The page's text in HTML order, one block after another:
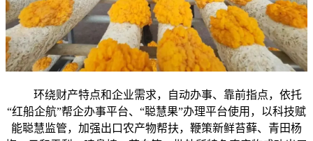
环绕财产特点和企业需求，自动办事、靠前指点，依托
“红船企航”帮企办事平台、“聪慧果”办理平台使用，以科技赋
能聪慧监管，加强出口农产物帮扶，鞭策新鲜苔藓、青田杨